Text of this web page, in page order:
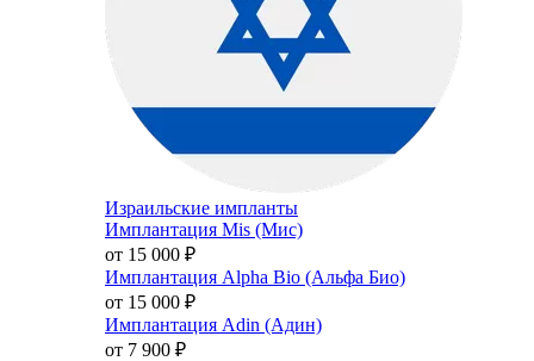
Израильские импланты
Имплантация Mis (Мис)
от 15 000 ₽
Имплантация Alpha Bio (Альфа Био)
от 15 000 ₽
Имплантация Adin (Адин)
от 7 900 ₽